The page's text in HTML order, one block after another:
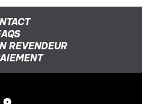
REVENDEUR